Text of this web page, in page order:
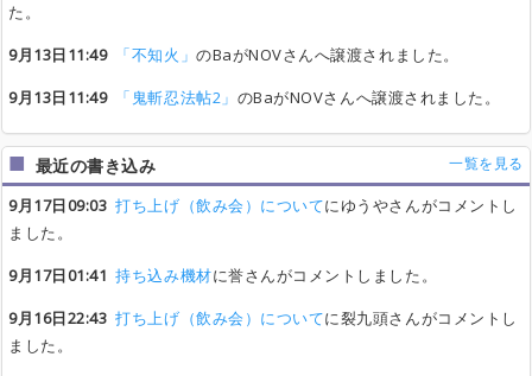
た。
9月13日11:49
「不知火」のBaがNOVさんへ譲渡されました。
9月13日11:49
「鬼斬忍法帖2」 のBaがNOVさんへ譲渡されました。
最近の書き込み 一覧を見る
9月17日09:03 打ち上げ（飲み会）についてにゆうやさんがコメントし
ました。
9月17日01:41 持ち込み機材に誉さんがコメントしました。
9月16日22:43 打ち上げ（飲み会）についてに裂九頭さんがコメントし
ました。